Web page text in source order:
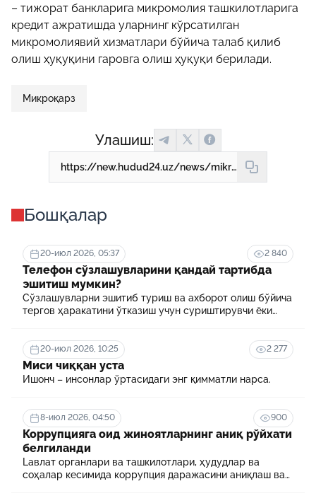
– тижорат банкларига микромолия ташкилотларига
кредит ажратишда уларнинг кўрсатилган
микромолиявий хизматлари бўйича талаб қилиб
олиш ҳуқуқини гаровга олиш ҳуқуқи берилади.
Микроқарз
Улашиш:
https://new.hudud24.uz/news/mikrokarzlarning-eng-iukori-mikdori-100-mln-sumgacha-oshiriladi
Бошқалар
20-июл 2026, 05:37 2 840
Телефон сўзлашувларини қандай тартибда
эшитиш мумкин?
Сўзлашувларни эшитиб туриш ва ахборот олиш бўйича
тергов ҳаракатини ўтказиш учун суриштирувчи ёки
20-июл 2026, 10:25 2 277
Миси чиққан уста
Ишонч – инсонлар ўртасидаги энг қимматли нарса.
8-июл 2026, 04:50 900
Коррупцияга оид жиноятларнинг аниқ рўйхати
белгиланди
Lавлат органлари ва ташкилотлари, ҳудудлар ва
соҳалар кесимида коррупция даражасини аниқлаш ва